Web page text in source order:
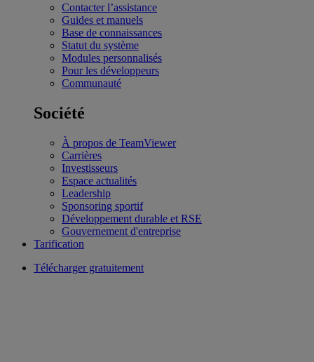
Contacter l’assistance
Guides et manuels
Base de connaissances
Statut du système
Modules personnalisés
Pour les développeurs
Communauté
Société
À propos de TeamViewer
Carrières
Investisseurs
Espace actualités
Leadership
Sponsoring sportif
Développement durable et RSE
Gouvernement d'entreprise
Tarification
Télécharger gratuitement